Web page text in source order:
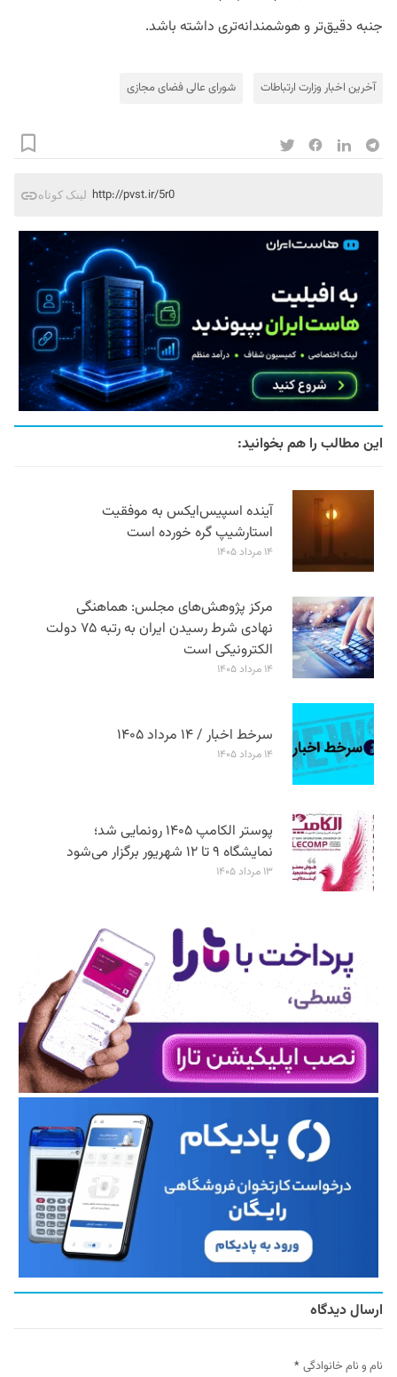
جنبه دقیق‌تر و هوشمندانه‌تری داشته باشد.
آخرین اخبار وزارت ارتباطات شورای عالی فضای مجازی
لینک کوتاه http://pvst.ir/5r0
این مطالب را هم بخوانید:
آینده اسپیس‌ایکس به موفقیت
استارشیپ گره خورده است
۱۴ مرداد ۱۴۰۵
مرکز پژوهش‌های مجلس: هماهنگی
نهادی شرط رسیدن ایران به رتبه ۷۵ دولت
الکترونیکی است
۱۴ مرداد ۱۴۰۵
سرخط اخبار / ۱۴ مرداد ۱۴۰۵
۱۴ مرداد ۱۴۰۵
پوستر الکامپ ۱۴۰۵ رونمایی شد؛
نمایشگاه ۹ تا ۱۲ شهریور برگزار می‌شود
۱۳ مرداد ۱۴۰۵
ارسال دیدگاه
نام و نام خانوادگی *